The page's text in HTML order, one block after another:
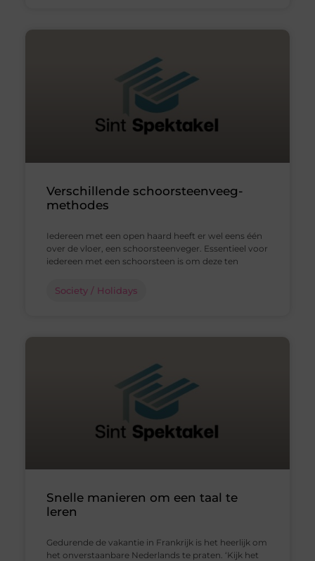
Verschillende schoorsteenveeg-
methodes
Iedereen met een open haard heeft er wel eens één
over de vloer, een schoorsteenveger. Essentieel voor
iedereen met een schoorsteen is om deze ten
Society / Holidays
Snelle manieren om een taal te
leren
Gedurende de vakantie in Frankrijk is het heerlijk om
het onverstaanbare Nederlands te praten. ‘Kijk het